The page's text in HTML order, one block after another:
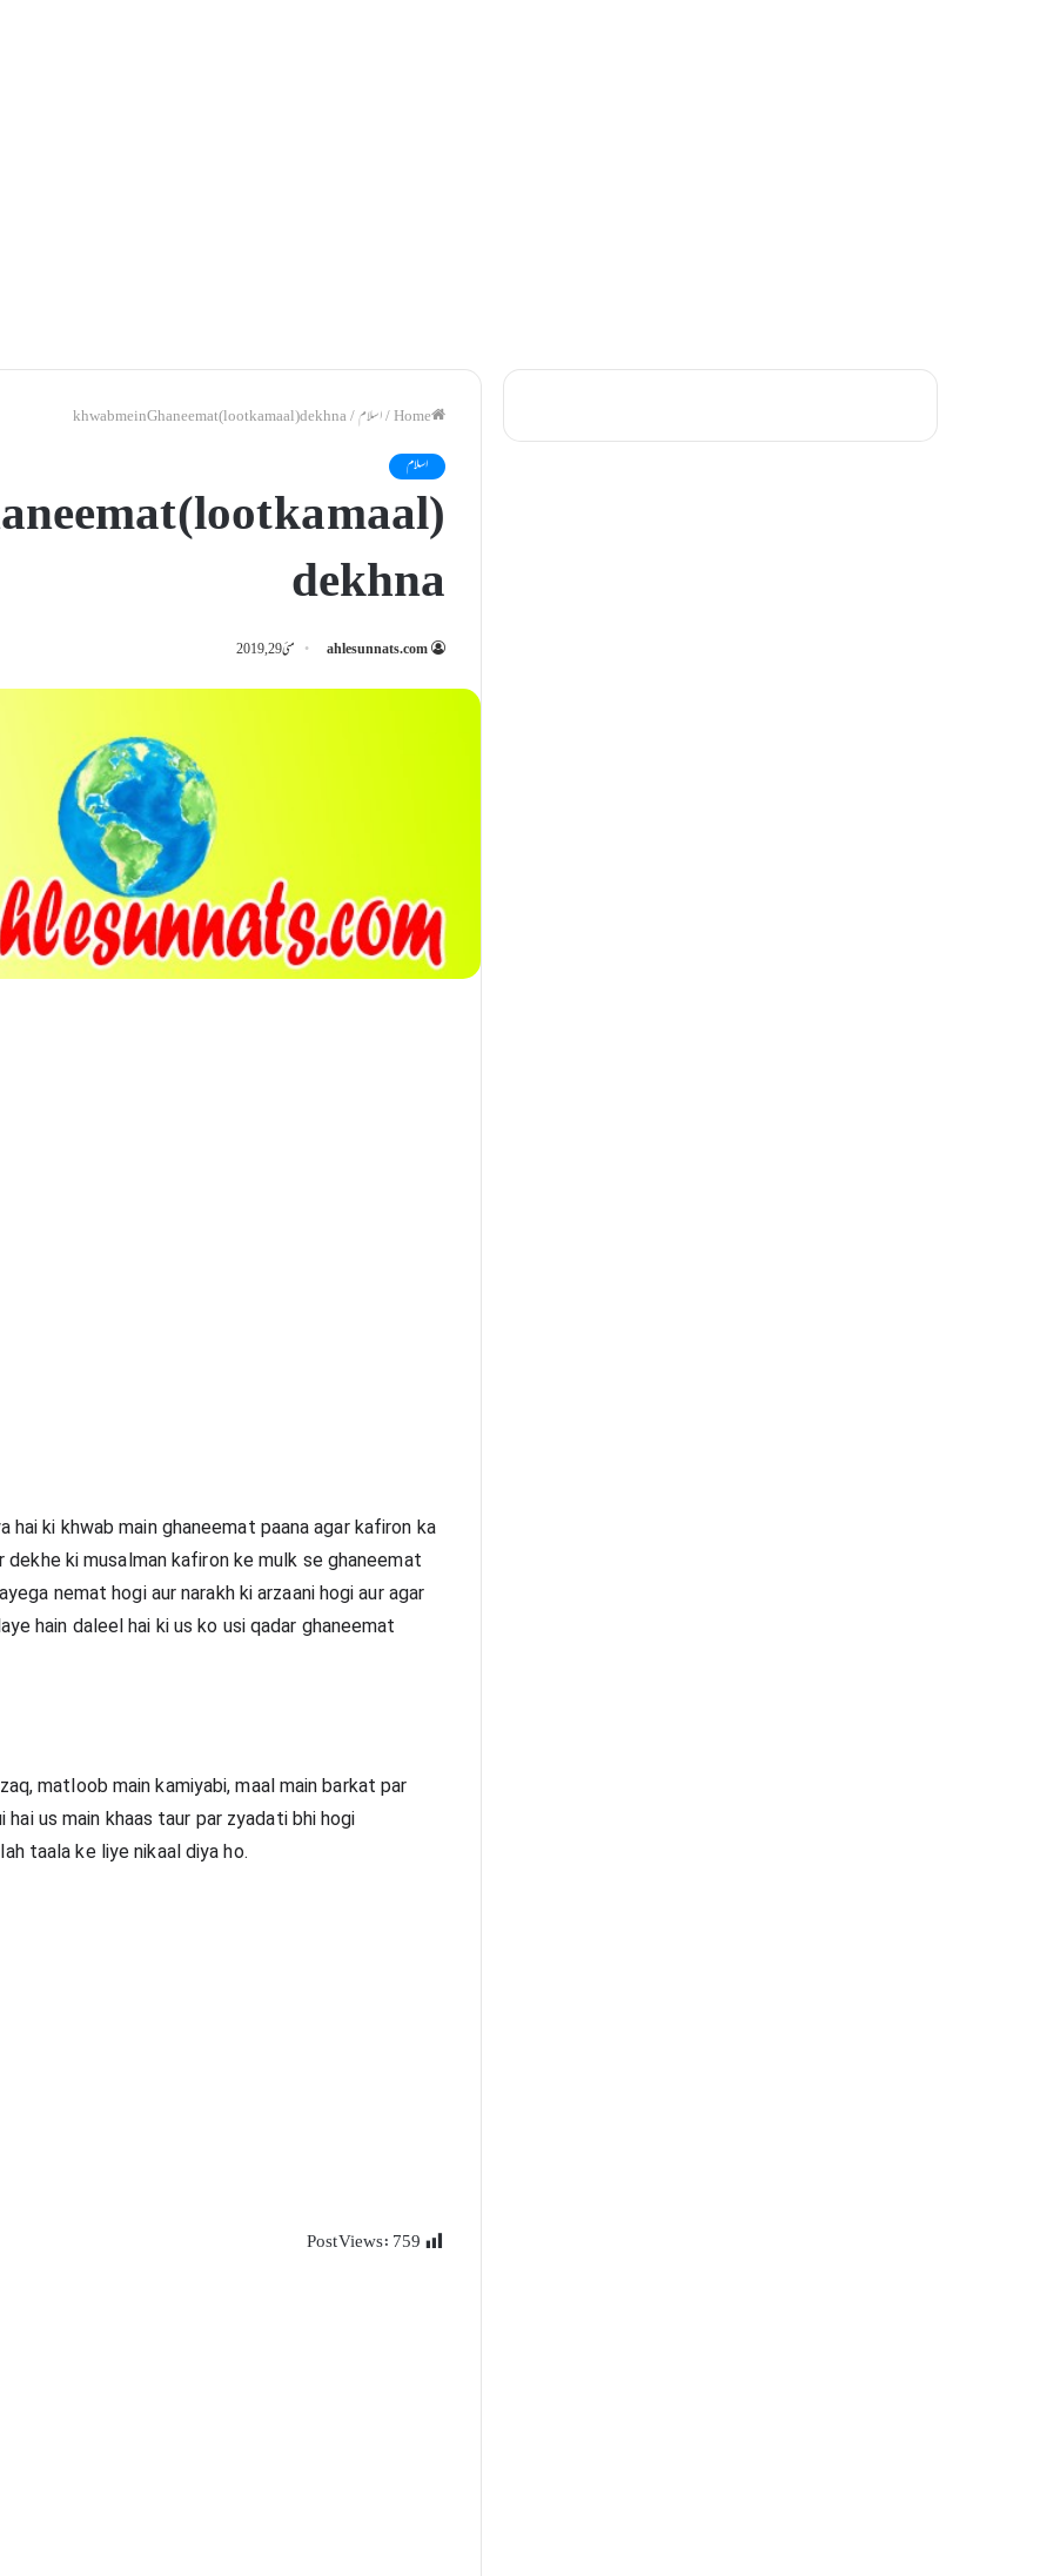
/اسلام/
khwab mein Ghaneemat (loot ka maal) dekhna
اسلام
(loot ka maal)
dekhna
ahlesunnats.com مئی 29, 2019
ki khwab main ghaneemat paana agar kafiron ka
dekhe ki musalman kafiron ke mulk se ghaneemat
nemat hogi aur narakh ki arzaani hogi aur agar
hain daleel hai ki us ko usi qadar ghaneemat
matloob main kamiyabi, maal main barkat par
us main khaas taur par zyadati bhi hogi
taala ke liye nikaal diya ho.
Post Views:759